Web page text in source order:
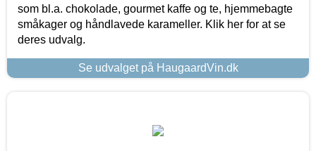
som bl.a. chokolade, gourmet kaffe og te, hjemmebagte
småkager og håndlavede karameller. Klik her for at se
deres udvalg.
Se udvalget på HaugaardVin.dk